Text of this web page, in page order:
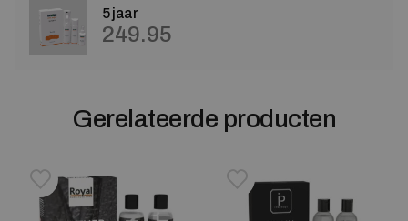
5 jaar
249.95
Gerelateerde producten
Toevoegen aan verlanglijstje
Verwijderen van verlanglijst Toevoegen aan
Verwijderen van verlanglijst